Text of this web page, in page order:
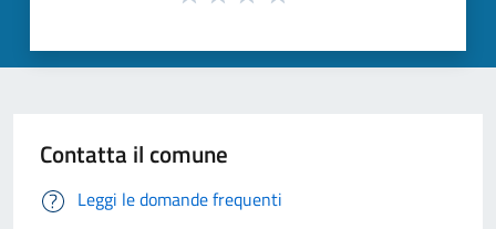
Contatta il comune
Leggi le domande frequenti